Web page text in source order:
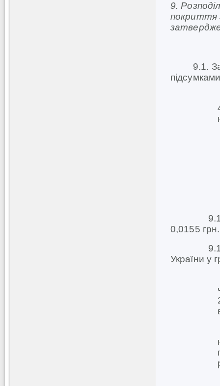
9.
покриття
9.1.
9.1.2.
0,0155 грн.
9.1.3.
України у